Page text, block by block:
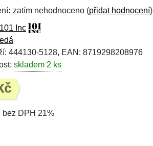
zatím nehodnoceno (přidat hodnocení)
101 Inc
444130-5128, EAN: 8719298208976
skladem 2 ks
bez DPH 21%